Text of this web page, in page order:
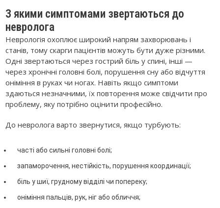
З якими симптомами звертаються до
невролога
Неврологія охоплює широкий напрям захворювань і
станів, тому скарги пацієнтів можуть бути дуже різними.
Одні звертаються через гострий біль у спині, інші —
через хронічні головні болі, порушення сну або відчуття
оніміння в руках чи ногах. Навіть якщо симптоми
здаються незначними, їх повторення може свідчити про
проблему, яку потрібно оцінити професійно.
До невролога варто звернутися, якщо турбують:
часті або сильні головні болі;
запаморочення, нестійкість, порушення координації;
біль у шиї, грудному відділі чи попереку;
оніміння пальців, рук, ніг або обличчя;